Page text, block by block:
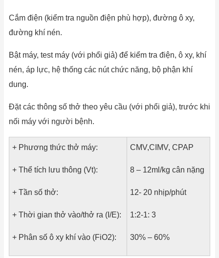
Cắm điện (kiểm tra nguồn điện phù hợp), đường ô xy,
đường khí nén.
Bật máy, test máy (với phổi giả) để kiểm tra điện, ô xy, khí
nén, áp lực, hệ thống các nút chức năng, bộ phận khí
dung.
Đặt các thông số thở theo yêu cầu (với phổi giả), trước khi
nối máy với người bệnh.
+ Phương thức thở máy:
+ Thể tích lưu thông (Vt):
+ Tần số thở:
+ Thời gian thở vào/thở ra (I/E):
+ Phân số ô xy khí vào (FiO2):
CMV,CIMV, CPAP
8 – 12ml/kg cân nặng
12- 20 nhịp/phút
1:2-1: 3
30% – 60%